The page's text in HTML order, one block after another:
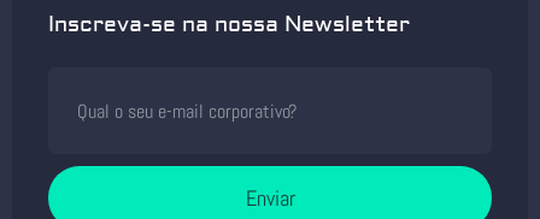
Inscreva-se na nossa Newsletter
Enviar